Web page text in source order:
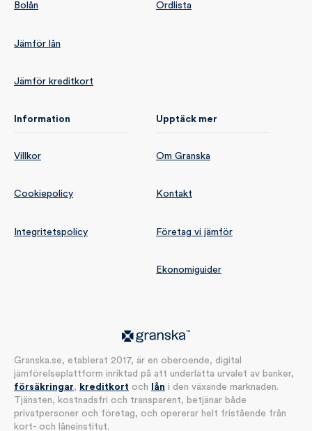
Bolån
Jämför lån
Jämför kreditkort
Ordlista
Information
Villkor
Cookiepolicy
Integritetspolicy
Upptäck mer
Om Granska
Kontakt
Företag vi jämför
Ekonomiguider
Granska.se, etablerat 2017, är en oberoende, digital
jämförelseplattform inriktad på att underlätta urvalet av banker,
försäkringar, kreditkort och lån i den växande marknaden.
Tjänsten, kostnadsfri och transparent, betjänar både
privatpersoner och företag, och opererar helt fristående från
kort- och låneinstitut.